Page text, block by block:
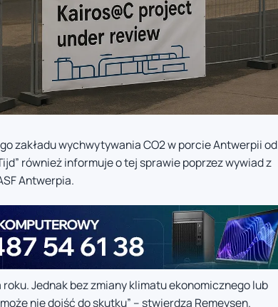
zakładu wychwytywania CO2 w porcie Antwerpii od
również informuje o tej sprawie poprzez wywiad z
Antwerpia.
Jednak bez zmiany klimatu ekonomicznego lub
nie dojść do skutku” – stwierdza Remeysen.